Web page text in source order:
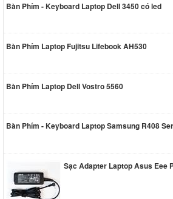
Bàn Phím - Keyboard Laptop Dell 3450 có led
Bàn Phím Laptop Fujitsu Lifebook AH530
Bàn Phím Laptop Dell Vostro 5560
Bàn Phím - Keyboard Laptop Samsung R408
Sạc Adapter Laptop Asus Eee